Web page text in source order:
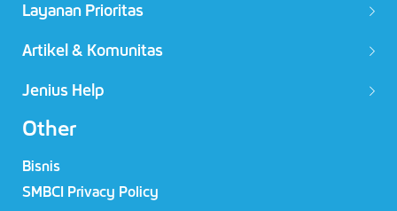
Layanan Prioritas
Artikel & Komunitas
Jenius Help
Other
Bisnis
SMBCI Privacy Policy